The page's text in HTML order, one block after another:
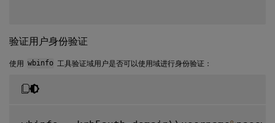
验证用户身份验证
使用 wbinfo 工具验证域用户是否可以使用域进行身份验证：